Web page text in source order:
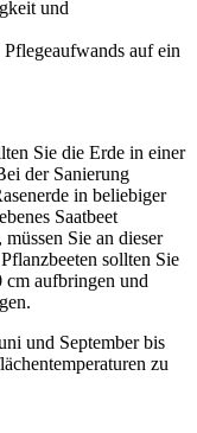
und
auf ein
Sie die Erde in einer
der Sanierung
in beliebiger
Saatbeet
Sie an dieser
sollten Sie
cm aufbringen und
und September bis
zu